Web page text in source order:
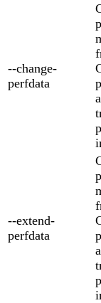
--change-
perfdata
--extend-
perfdata